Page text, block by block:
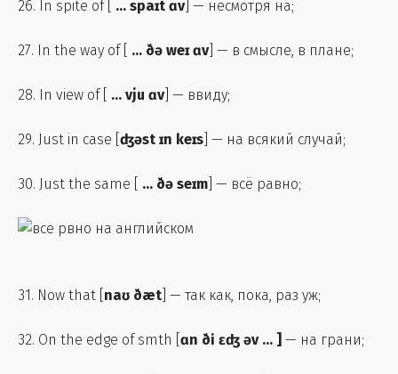
26. In spite of [ ... spaɪt ɑv] — несмотря на;
27. In the way of [ ... ðə weɪ ɑv] — в смысле, в плане;
28. In view of [ ... vju ɑv] — ввиду;
29. Just in case [ ʤəst ɪn keɪs ] — на всякий случай;
30. Just the same [ ... ðə seɪm ] — всё равно;
31. Now that [ naʊ ðæt ] — так как, пока, раз уж;
32. On the edge of smth [ ɑn ði ɛʤ əv ... ] — на грани;